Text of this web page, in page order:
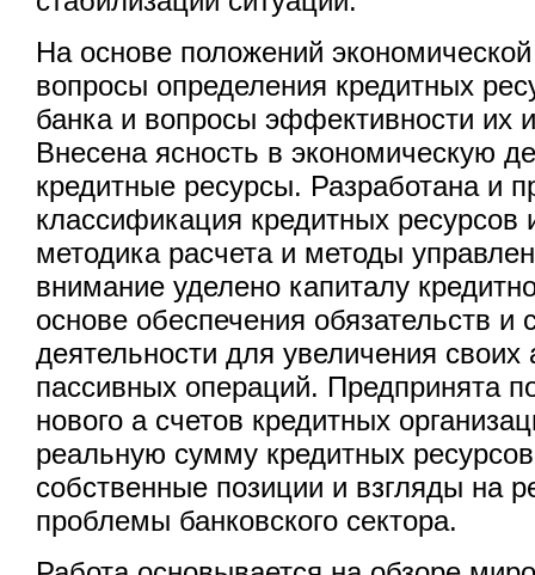
На основе положений
вопросы определения кредитных
банка и вопросы эффективности их
Внесена ясность в экономическую
кредитные ресурсы. Разработана и
классификация кредитных ресурсов
методика расчета и методы
внимание уделено капиталу
основе обеспечения обязательств и
деятельности для увеличения своих
пассивных операций. Предпринята
нового а счетов кредитных
реальную сумму кредитных
собственные позиции и взгляды на
проблемы банковского сектора.